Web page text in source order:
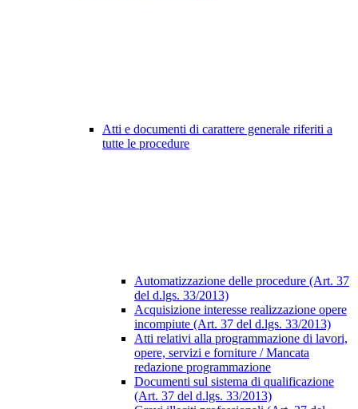
Atti e documenti di carattere generale riferiti a
tutte le procedure
Automatizzazione delle procedure (Art. 37
del d.lgs. 33/2013)
Acquisizione interesse realizzazione opere
incompiute (Art. 37 del d.lgs. 33/2013)
Atti relativi alla programmazione di lavori,
opere, servizi e forniture / Mancata
redazione programmazione
Documenti sul sistema di qualificazione
(Art. 37 del d.lgs. 33/2013)